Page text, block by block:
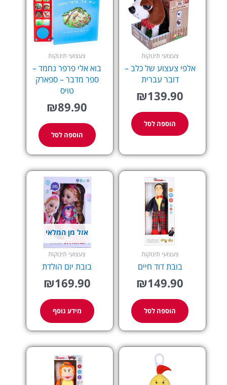
צעצועי תינוקות
אלפי צעצוע של כלב –
דובר עברית
₪139.90
הוספה לסל
צעצועי תינוקות
בוא אלי פרפר נחמד –
ספר מדבר – ספארק
טויס
₪89.90
הוספה לסל
צעצועי תינוקות
בובת דוד חיים
₪149.90
הוספה לסל
אזל מן המלאי
צעצועי תינוקות
בובת יום הולדת
₪169.90
מידע נוסף